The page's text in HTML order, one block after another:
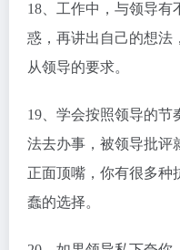
18、工作中，与领导有
惑，再讲出自己的想法
从领导的要求。
19、学会按照领导的节
法去办事，被领导批评
正面顶嘴，你有很多种
蠢的选择。